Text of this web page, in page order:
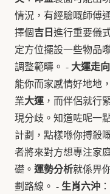
情況，有經驗嘅師傅
擇個吉日進行重要儀
定方位擺設一些物品
調整範疇。 - 大運走
能你而家感情好地地
業大運 ，而伴侶就行
現分歧。知道咗呢一
計劃，點樣喺你搏殺
者將來對方想專注家
礎。 運勢分析就係畀
劃路線。 - 生肖六沖